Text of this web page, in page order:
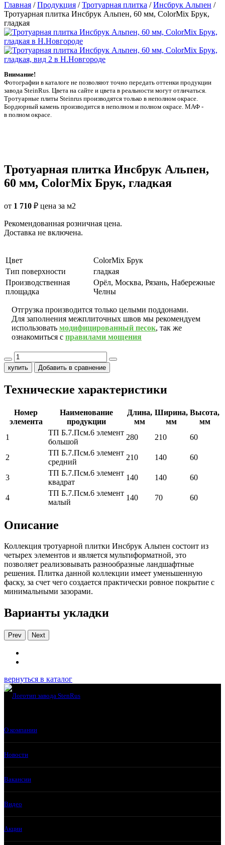
Главная /Продукция /Тротуарная плитка /Инсбрук Альпен /
Тротуарная плитка Инсбрук Альпен, 60 мм, ColorMix Брук,
гладкая
Внимание!
Фотографии в каталоге не позволяют точно передать оттенки продукции
заводa SteinRus. Цвета на сайте и цвета в реальности могут отличаться.
Тротуарные плиты Steinrus производятся только в неполном окрасе.
Бордюрный камень производится в неполном и полном окрасе. МАФ -
в полном окрасе.
Тротуарная плитка Инсбрук Альпен,
60 мм, ColorMix Брук, гладкая
от 1 710 ₽ цена за м2
Рекомендованная розничная цена.
Доставка не включена.
Цвет
ColorMix Брук
Тип поверхности
гладкая
Производственная
площадка
Орёл, Москва, Рязань, Набережные
Челны
Отгрузка производится только целыми поддонами.
Для заполнения межплиточных швов мы рекомендуем
использовать модифицированный песок, так же
ознакомиться с правилами мощения
купить Добавить в сравнение
Технические характеристики
Номер
элемента
Наименование
продукции
Длина,
мм
Ширина,
мм
Высота,
мм
1
ТП Б.7.Псм.6 элемент
большой
280 210 60
2
ТП Б.7.Псм.6 элемент
средний
210 140 60
3
ТП Б.7.Псм.6 элемент
квадрат
140 140 60
4
ТП Б.7.Псм.6 элемент
малый
140 70 60
Описание
Коллекция тротуарной плитки Инсбрук Альпен состоит из
четырех элементов и является мультиформатной, это
позволяет реализовывать разнообразные ландшафтные
решения. Плитка данной коллекции имеет уменьшенную
фаску, за счет чего создается практически ровное покрытие с
минимальными зазорами.
Варианты укладки
Prev Next
вернуться в каталог
О компании
Новости
Вакансии
Видео
Акции